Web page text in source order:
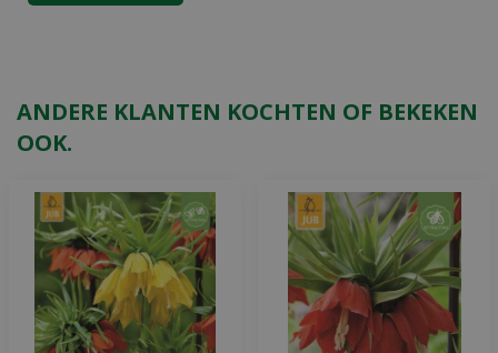
ANDERE KLANTEN KOCHTEN OF BEKEKEN
OOK.